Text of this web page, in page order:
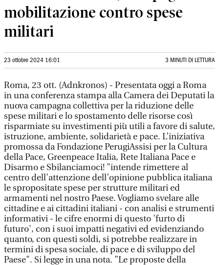
mobilitazione contro spese
militari
23 ottobre 2024 16:01 3 MINUTI DI LETTURA
Roma, 23 ott. (Adnkronos) - Presentata oggi a Roma
in una conferenza stampa alla Camera dei Deputati la
nuova campagna collettiva per la riduzione delle
spese militari e lo spostamento delle risorse così
risparmiate su investimenti più utili a favore di salute,
istruzione, ambiente, solidarietà e pace. L’iniziativa
promossa da Fondazione PerugiAssisi per la Cultura
della Pace, Greenpeace Italia, Rete Italiana Pace e
Disarmo e Sbilanciamoci! "intende rimettere al
centro dell’attenzione dell’opinione pubblica italiana
le spropositate spese per strutture militari ed
armamenti nel nostro Paese. Vogliamo svelare alle
cittadine e ai cittadini italiani - con analisi e strumenti
informativi - le cifre enormi di questo 'furto di
futuro', con i suoi impatti negativi ed evidenziando
quanto, con questi soldi, si potrebbe realizzare in
termini di spesa sociale, di pace e di sviluppo del
Paese". Si legge in una nota. "Le proposte della